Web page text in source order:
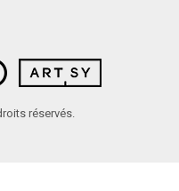
réservés.